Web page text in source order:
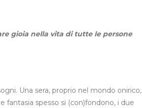
gioia nella vita di tutte le persone
Una sera, proprio nel mondo onirico,
fantasia spesso si (con)fondono, i due